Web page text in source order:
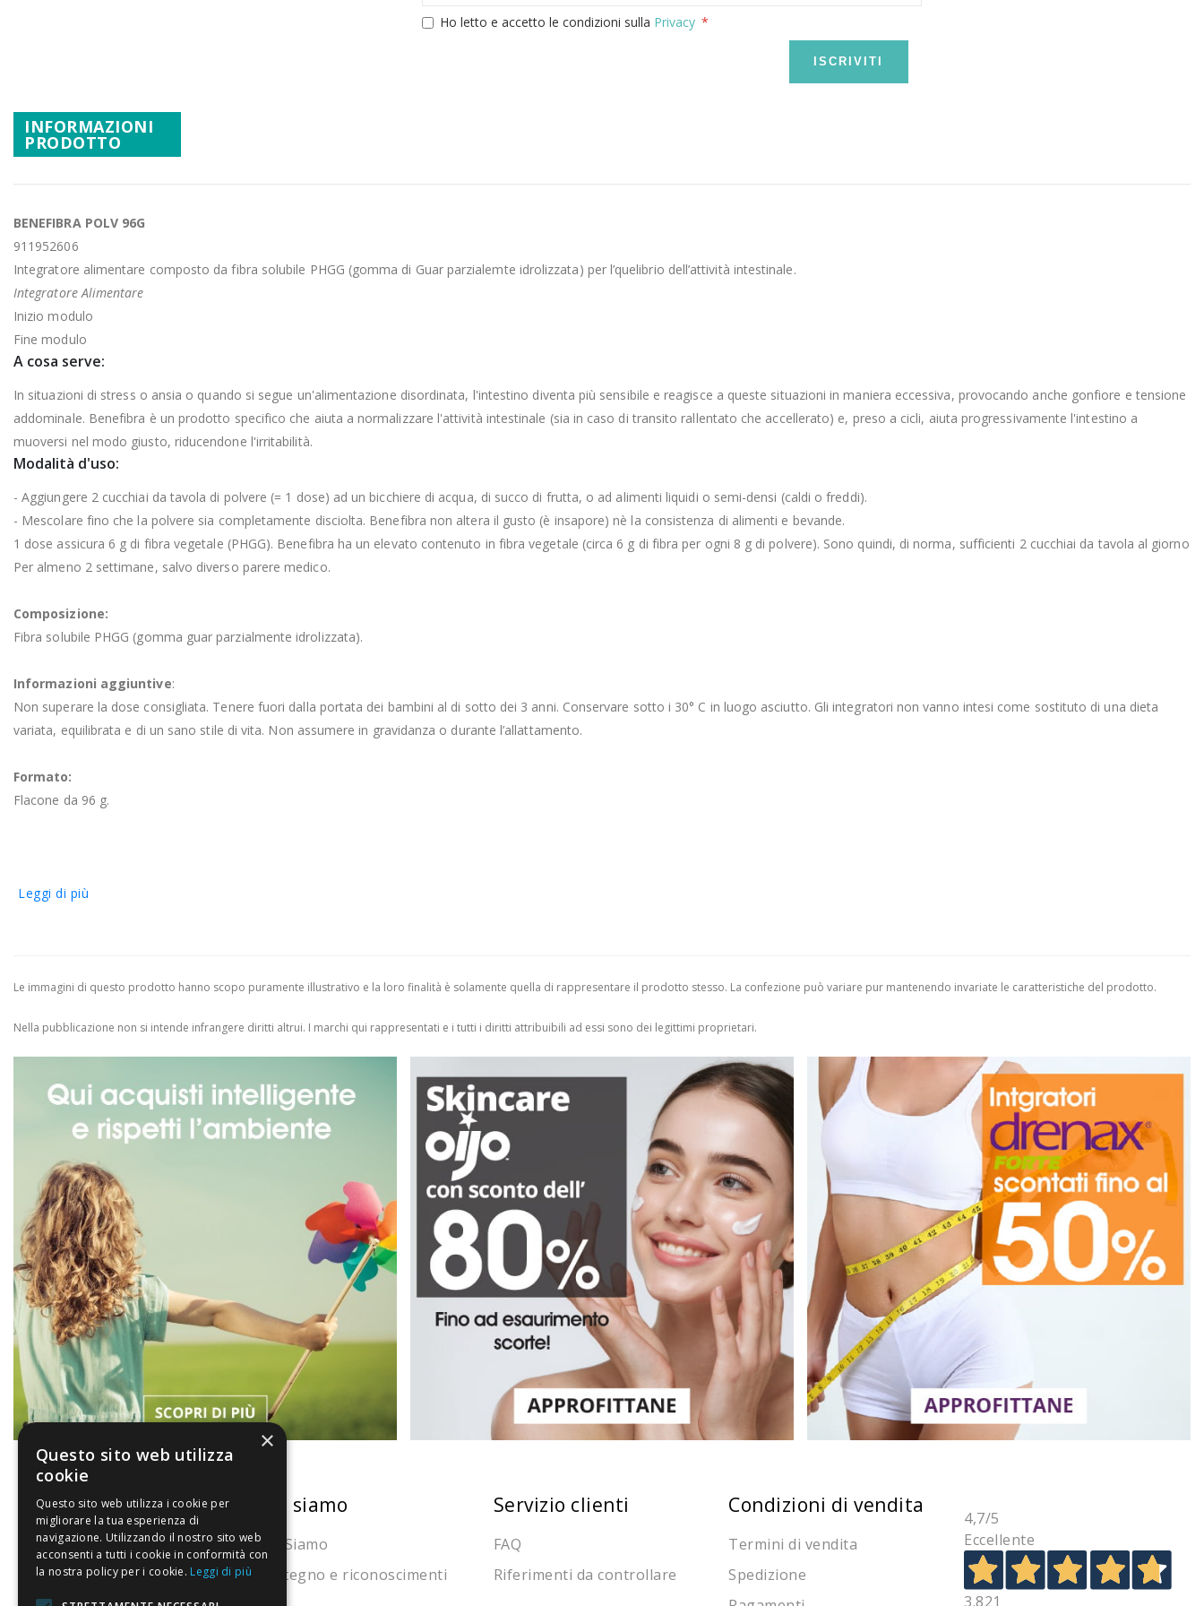
di
immagini
Ho letto e accetto le condizioni sulla Privacy
ISCRIVITI
INFORMAZIONI
PRODOTTO
BENEFIBRA POLV 96G
911952606
Integratore alimentare composto da fibra solubile PHGG (gomma di Guar parzialemte idrolizzata) per l’quelibrio dell’attività intestinale.
Integratore Alimentare
Inizio modulo
Fine modulo
A cosa serve:
In situazioni di stress o ansia o quando si segue un'alimentazione disordinata, l'intestino diventa più sensibile e reagisce a queste situazioni in maniera eccessiva, provocando anche gonfiore e tensione
addominale. Benefibra è un prodotto specifico che aiuta a normalizzare l'attività intestinale (sia in caso di transito rallentato che accellerato) e, preso a cicli, aiuta progressivamente l'intestino a
muoversi nel modo giusto, riducendone l'irritabilità.
Modalità d'uso:
- Aggiungere 2 cucchiai da tavola di polvere (= 1 dose) ad un bicchiere di acqua, di succo di frutta, o ad alimenti liquidi o semi-densi (caldi o freddi).
- Mescolare fino che la polvere sia completamente disciolta. Benefibra non altera il gusto (è insapore) nè la consistenza di alimenti e bevande.
1 dose assicura 6 g di fibra vegetale (PHGG). Benefibra ha un elevato contenuto in fibra vegetale (circa 6 g di fibra per ogni 8 g di polvere). Sono quindi, di norma, sufficienti 2 cucchiai da tavola al giorno
Per almeno 2 settimane, salvo diverso parere medico.
Composizione:
Fibra solubile PHGG (gomma guar parzialmente idrolizzata).
Informazioni aggiuntive:
Non superare la dose consigliata. Tenere fuori dalla portata dei bambini al di sotto dei 3 anni. Conservare sotto i 30° C in luogo asciutto. Gli integratori non vanno intesi come sostituto di una dieta
variata, equilibrata e di un sano stile di vita. Non assumere in gravidanza o durante l’allattamento.
Formato:
Flacone da 96 g.
Leggi di più
Le immagini di questo prodotto hanno scopo puramente illustrativo e la loro finalità è solamente quella di rappresentare il prodotto stesso. La confezione può variare pur mantenendo invariate le caratteristiche del prodotto.
Nella pubblicazione non si intende infrangere diritti altrui. I marchi qui rappresentati e i tutti i diritti attribuibili ad essi sono dei legittimi proprietari.
La nostra convenienza
Il risparmio che fa ambiente
Il nostro manifesto
Chi siamo
Chi Siamo
Sostegno e riconoscimenti
Servizio clienti
FAQ
Riferimenti da controllare
Condizioni di vendita
Termini di vendita
Spedizione
4,7/5
Eccellente
3.821
×
Questo sito web utilizza
cookie
Questo sito web utilizza i cookie per
migliorare la tua esperienza di
navigazione. Utilizzando il nostro sito web
acconsenti a tutti i cookie in conformità con
la nostra policy per i cookie. Leggi di più